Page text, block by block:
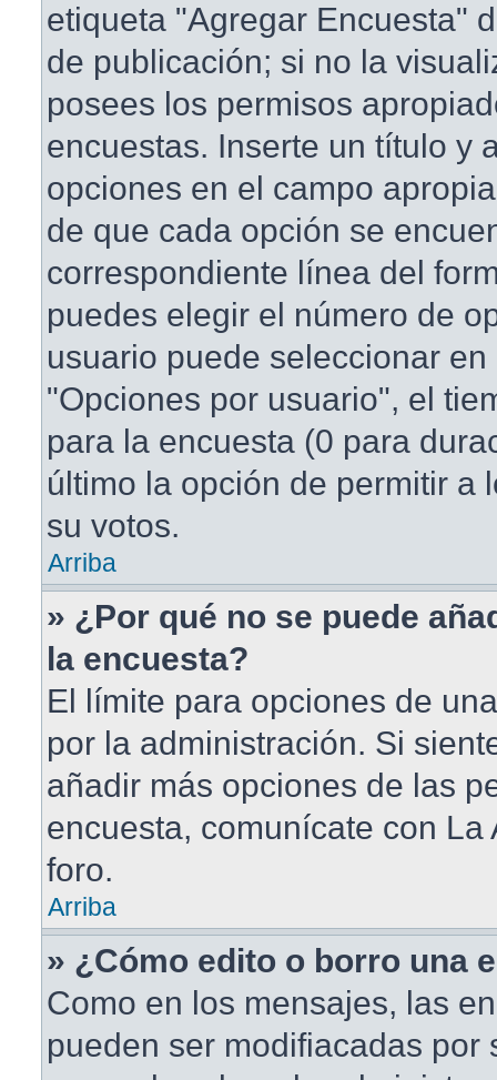
etiqueta "Agregar Encuesta"
de publicación; si no la
posees los permisos
encuestas. Inserte un título y
opciones en el campo
de que cada opción se
correspondiente línea del
puedes elegir el número de
usuario puede seleccionar
"Opciones por usuario", el
para la encuesta (0 para
último la opción de permitir a
su votos.
Arriba
» ¿Por qué no se puede
la encuesta?
El límite para opciones de
por la administración. Si
añadir más opciones de las
encuesta, comunícate con La
foro.
Arriba
» ¿Cómo edito o borro una
Como en los mensajes, las
pueden ser modifiacadas por